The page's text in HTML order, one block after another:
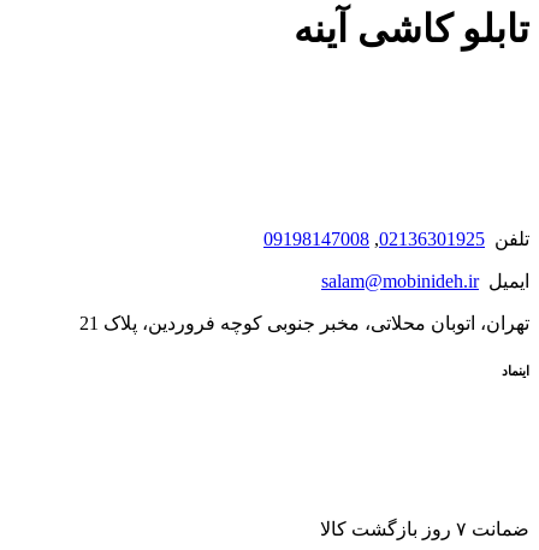
تابلو کاشی آینه
تلفن 02136301925
,
09198147008
ایمیلsalam@mobinideh.ir
تهران، اتوبان محلاتی، مخبر جنوبی کوچه فروردین، پلاک 21
اینماد
ضمانت ۷ روز بازگشت کالا